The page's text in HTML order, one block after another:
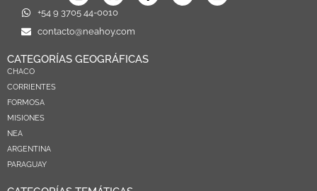
+54 9 3705 44-0010
contacto@neahoy.com
CATEGORÍAS GEOGRÁFICAS
CHACO
CORRIENTES
FORMOSA
MISIONES
NEA
ARGENTINA
PARAGUAY